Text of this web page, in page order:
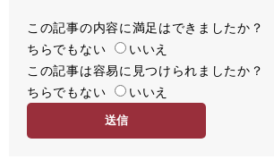
満
足
度
この記事の内容に満足はできましたか？
ちらでもない
いいえ
容
易
この記事は容易に見つけられましたか？
ちらでもない
いいえ